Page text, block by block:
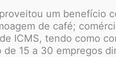
um benefício
de café;
ICMS, tendo como
15 a 30 empregos